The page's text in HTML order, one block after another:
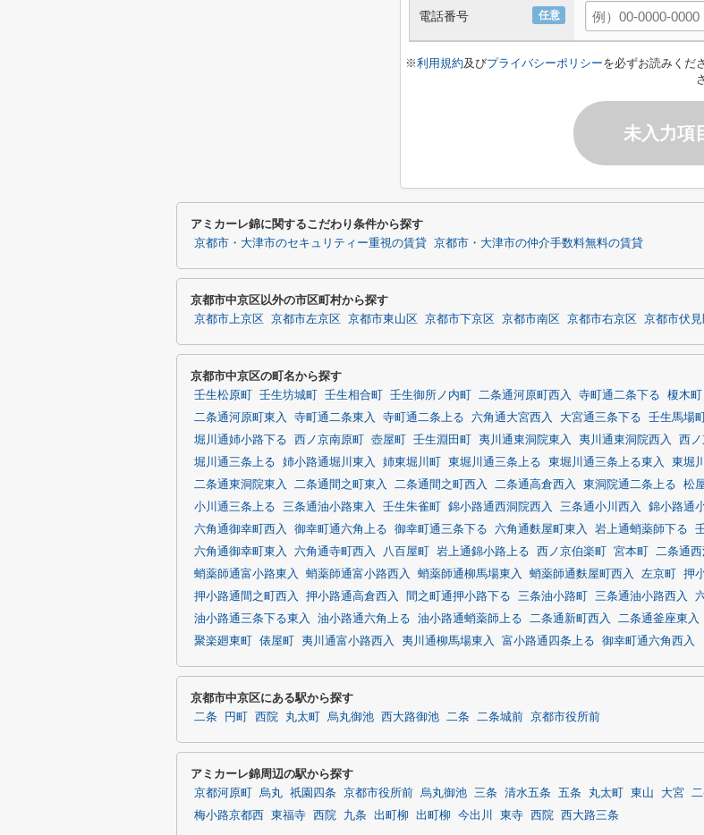
任意
電話番号
※利用規約及びプライバシーポリシーを必ずお読みくだ
未入力項
アミカーレ錦に関するこだわり条件から探す
京都市・大津市のセキュリティー重視の賃貸 京都市・大津市の仲介手数料無料の賃貸
京都市中京区以外の市区町村から探す
京都市上京区 京都市左京区 京都市東山区 京都市下京区 京都市南区 京都市右京区 京都市伏見
京都市中京区の町名から探す
壬生松原町 壬生坊城町 壬生相合町 壬生御所ノ内町 二条通河原町西入 寺町通二条下る 榎木町
二条通河原町東入
寺町通二条東入 寺町通二条上る 六角通大宮西入 大宮通三条下る 壬生馬場町
堀川通姉小路下る
西ノ京南原町 壺屋町 壬生淵田町 夷川通東洞院東入 夷川通東洞院西入 西ノ
堀川通三条上る
姉小路通堀川東入 姉東堀川町 東堀川通三条上る 東堀川通三条上る東入 東堀
二条通東洞院東入
二条通間之町東入 二条通間之町西入 二条通高倉西入 東洞院通二条上る 松
小川通三条上る
三条通油小路東入 壬生朱雀町 錦小路通西洞院西入 三条通小川西入 錦小路通
六角通御幸町西入
御幸町通六角上る 御幸町通三条下る 六角通麩屋町東入 岩上通蛸薬師下る
六角通御幸町東入
六角通寺町西入 八百屋町 岩上通錦小路上る 西ノ京伯楽町 宮本町 二条通
蛸薬師通富小路東入
蛸薬師通富小路西入 蛸薬師通柳馬場東入 蛸薬師通麩屋町西入 左京町 押
押小路通間之町西入
押小路通高倉西入 間之町通押小路下る 三条油小路町 三条通油小路西入
油小路通三条下る東入
油小路通六角上る 油小路通蛸薬師上る 二条通新町西入 二条通釜座東入
聚楽廻東町
俵屋町 夷川通富小路西入 夷川通柳馬場東入 富小路通四条上る 御幸町通六角西入
京都市中京区にある駅から探す
二条 円町 西院 丸太町 烏丸御池 西大路御池 二条 二条城前 京都市役所前
アミカーレ錦周辺の駅から探す
京都河原町 烏丸 祇園四条 京都市役所前 烏丸御池 三条 清水五条 五条 丸太町 東山 大宮
梅小路京都西
東福寺 西院 九条 出町柳 出町柳 今出川 東寺 西院 西大路三条